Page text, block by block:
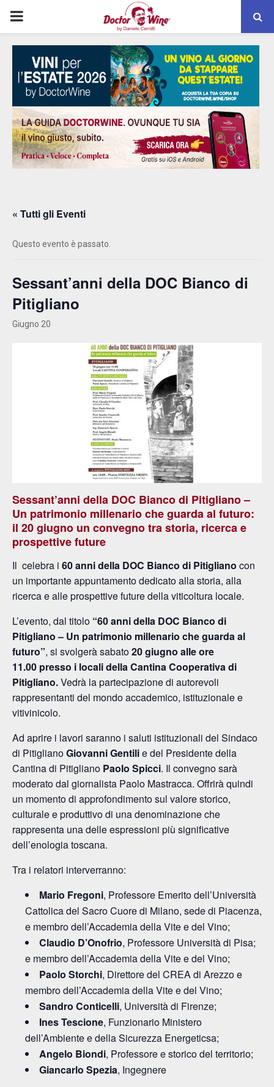
PRIMARY
MENU
« Tutti gli Eventi
Questo evento è passato.
Sessant’anni della DOC Bianco di
Pitigliano
Giugno 20
Sessant’anni della DOC Bianco di Pitigliano –
Un patrimonio millenario che guarda al futuro:
il 20 giugno un convegno tra storia, ricerca e
prospettive future
Il celebra i 60 anni della DOC Bianco di Pitigliano con
un importante appuntamento dedicato alla storia, alla
ricerca e alle prospettive future della viticoltura locale.
L’evento, dal titolo “60 anni della DOC Bianco di
Pitigliano – Un patrimonio millenario che guarda al
futuro”, si svolgerà sabato20 giugno alle ore
11.00 presso i locali della Cantina Cooperativa di
Pitigliano.Vedrà la partecipazione di autorevoli
rappresentanti del mondo accademico, istituzionale e
vitivinicolo.
Ad aprire i lavori saranno i saluti istituzionali del Sindaco
di PitiglianoGiovanni Gentilie del Presidente della
Cantina di Pitigliano Paolo Spicci. Il convegno sarà
moderato dal giornalista Paolo Mastracca. Offrirà quindi
un momento di approfondimento sul valore storico,
culturale e produttivo di una denominazione che
rappresenta una delle espressioni più significative
dell’enologia toscana.
Tra i relatori interverranno:
Mario Fregoni, Professore Emerito dell’Università
Cattolica del Sacro Cuore di Milano, sede di Piacenza,
e membro dell’Accademia della Vite e del Vino;
Claudio D’Onofrio, Professore Università di Pisa;
e membro dell’Accademia della Vite e del Vino;
Paolo Storchi, Direttore del CREA di Arezzo e
membro dell’Accademia della Vite e del Vino;
Sandro Conticelli, Università di Firenze;
Ines Tescione, Funzionario Ministero
dell’Ambiente e della Sicurezza Energeticsa;
Angelo Biondi, Professore e storico del territorio;
Giancarlo Spezia, Ingegnere